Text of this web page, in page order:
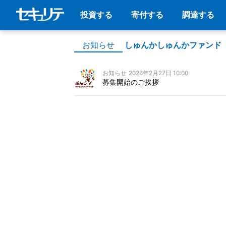
投資する 寄付する 調達する
お知らせ しゅんかしゅんかファンド
お知らせ 2026年2月27日 10:00
募集開始のご挨拶